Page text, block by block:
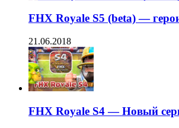
FHX Royale S5 (beta) —
21.06.2018
FHX Royale S4 — Новый